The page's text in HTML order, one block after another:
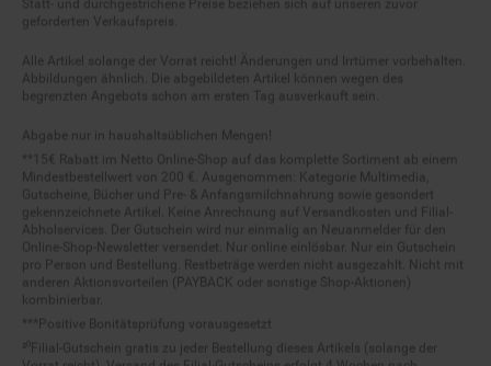
geforderten Verkaufspreis.
Abbildungen ähnlich. Die abgebildeten Artikel können wegen des
begrenzten Angebots schon am ersten Tag ausverkauft sein.
Mindestbestellwert von 200 €. Ausgenommen: Kategorie Multimedia,
Gutscheine, Bücher und Pre- & Anfangsmilchnahrung sowie gesondert
gekennzeichnete Artikel. Keine Anrechnung auf Versandkosten und Filial-
Abholservices. Der Gutschein wird nur einmalig an Neuanmelder für den
Online-Shop-Newsletter versendet. Nur online einlösbar. Nur ein Gutschein
pro Person und Bestellung. Restbeträge werden nicht ausgezahlt. Nicht mit
anderen Aktionsvorteilen (PAYBACK oder sonstige Shop-Aktionen)
kombinierbar.
²⁰Filial-Gutschein gratis zu jeder Bestellung dieses Artikels (solange der
Vorrat reicht). Versand des Filial-Gutscheins erfolgt 4 Wochen nach